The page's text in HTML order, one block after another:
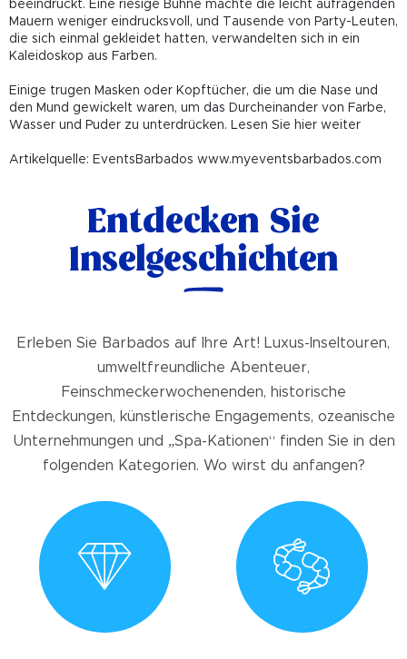
beeindruckt. Eine riesige Bühne machte die leicht aufragenden
Mauern weniger eindrucksvoll, und Tausende von Party-Leuten,
die sich einmal gekleidet hatten, verwandelten sich in ein
Kaleidoskop aus Farben.
Einige trugen Masken oder Kopftücher, die um die Nase und
den Mund gewickelt waren, um das Durcheinander von Farbe,
Wasser und Puder zu unterdrücken. Lesen Sie hier weiter
Artikelquelle: EventsBarbados www.myeventsbarbados.com
Entdecken Sie
Inselgeschichten
Erleben Sie Barbados auf Ihre Art! Luxus-Inseltouren,
umweltfreundliche Abenteuer,
Feinschmeckerwochenenden, historische
Entdeckungen, künstlerische Engagements, ozeanische
Unternehmungen und „Spa-Kationen“ finden Sie in den
folgenden Kategorien. Wo wirst du anfangen?